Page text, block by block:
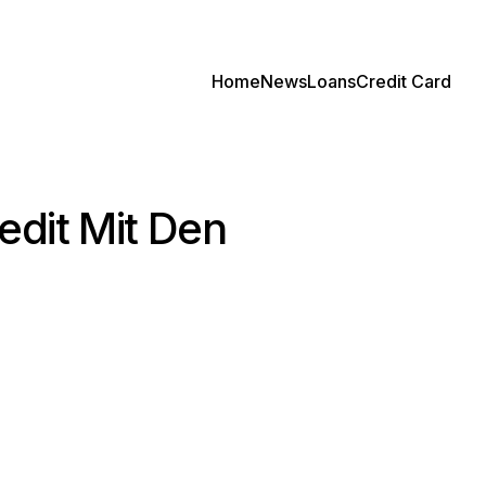
HomeNewsLoansCredit Card
Mit Den